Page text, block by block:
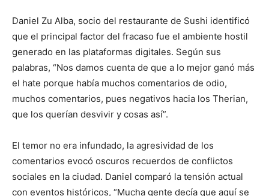
Daniel Zu Alba, socio del restaurante de Sushi identificó
que el principal factor del fracaso fue el ambiente hostil
generado en las plataformas digitales. Según sus
palabras, “Nos damos cuenta de que a lo mejor ganó más
el hate porque había muchos comentarios de odio,
muchos comentarios, pues negativos hacia los Therian,
que los querían desvivir y cosas así”.
El temor no era infundado, la agresividad de los
comentarios evocó oscuros recuerdos de conflictos
sociales en la ciudad. Daniel comparó la tensión actual
con eventos históricos, “Mucha gente decía que aquí se